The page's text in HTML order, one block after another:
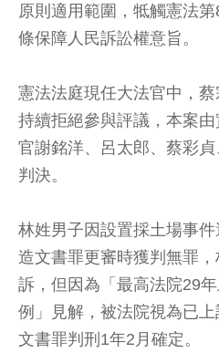
原則適用範圍，牴觸憲法
條保障人民訴訟權意旨。
憲法法庭現任大法官中，
持續拒絕參與評議，本案
官謝銘洋、呂太郎、蔡彩
判決。
林姓男子因設置採土場事
造文書罪更審時獲判無罪
訴，但因為「最高法院29
例」見解，被法院視為已
文書罪判刑1年2月確定。